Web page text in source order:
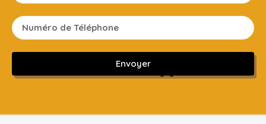
Envoyer
Sans engagement ni frais cachés